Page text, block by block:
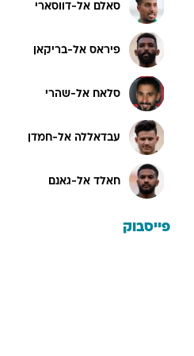
סאלם אל-דווסארי
פיראס אל-בריקאן
סלאח אל-שהרי
עבדאללה אל-חמדן
חאלד אל-גאנם
פייסבוק